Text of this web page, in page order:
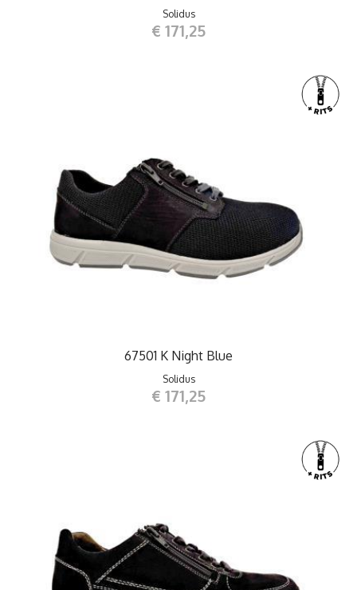
Solidus
€ 171,25
67501 K Night Blue
Solidus
€ 171,25